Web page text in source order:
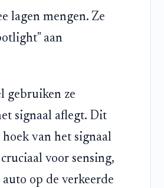
lagen mengen. Ze
aan
gebruiken ze
signaal aflegt. Dit
van het signaal
voor sensing,
op de verkeerde